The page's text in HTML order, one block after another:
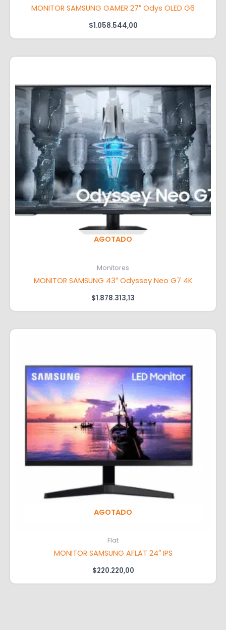
MONITOR SAMSUNG GAMER 27″ Odys OLED G6
$1.058.544,00
AGOTADO
Monitores
MONITOR SAMSUNG 43″ Odyssey Neo G7 4K
$1.878.313,13
AGOTADO
Flat
MONITOR SAMSUNG AFLAT 24″ IPS
$220.220,00